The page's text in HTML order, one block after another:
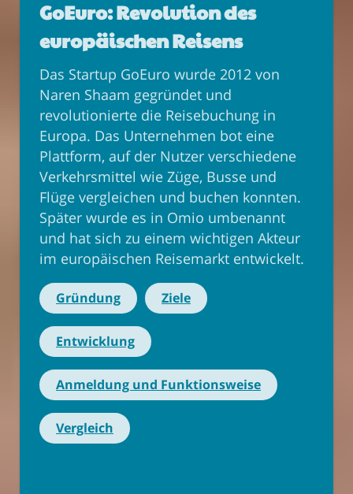
GoEuro: Revolution des
europäischen Reisens
Das Startup GoEuro wurde 2012 von
Naren Shaam gegründet und
revolutionierte die Reisebuchung in
Europa. Das Unternehmen bot eine
Plattform, auf der Nutzer verschiedene
Verkehrsmittel wie Züge, Busse und
Flüge vergleichen und buchen konnten.
Später wurde es in Omio umbenannt
und hat sich zu einem wichtigen Akteur
im europäischen Reisemarkt entwickelt.
Gründung Ziele
Entwicklung
Anmeldung und Funktionsweise
Vergleich